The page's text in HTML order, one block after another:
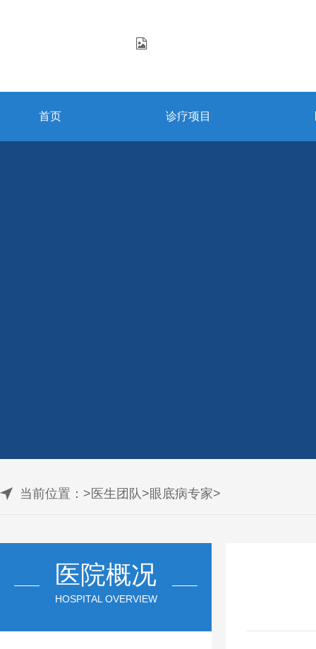
首页 诊疗项目
当前位置： > 医生团队>眼底病专家>
医院概况
HOSPITAL OVERVIEW